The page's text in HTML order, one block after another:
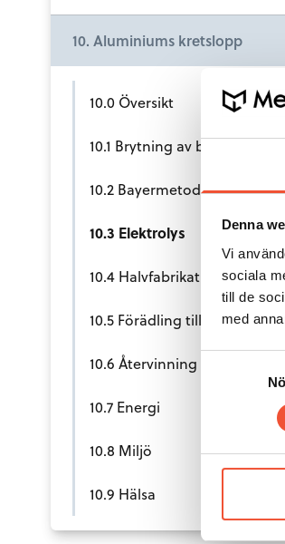
Denna
Vi
sociala
till de
med
10. Aluminiums kretslopp
10.0 Översikt
10.1 Brytning av bauxit
10.2 Bayermetoden
10.3 Elektrolys
10.4 Halvfabrikat
10.5 Förädling till produkter
10.6 Återvinning
10.7 Energi
10.8 Miljö
10.9 Hälsa